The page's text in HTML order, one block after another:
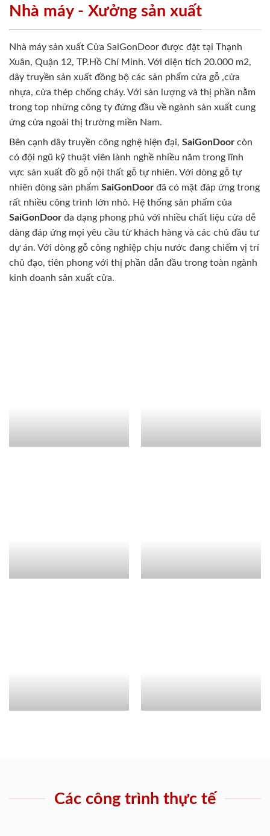
Nhà máy - Xưởng sản xuất
Nhà máy sản xuất Cửa SaiGonDoor được đặt tại Thạnh
Xuân, Quận 12, TP.Hồ Chí Minh. Với diện tích 20.000 m2,
dây truyền sản xuất đồng bộ các sản phẩm cửa gỗ ,cửa
nhựa, cửa thép chống cháy. Với sản lượng và thị phần nằm
trong top những công ty đứng đầu về ngành sản xuất cung
ứng cửa ngoài thị trường miền Nam.
Bên cạnh dây truyền công nghệ hiện đại, SaiGonDoor còn
có đội ngũ kỹ thuật viên lành nghề nhiều năm trong lĩnh
vực sản xuất đồ gỗ nội thất gỗ tự nhiên. Với dòng gỗ tự
nhiên dòng sản phẩm SaiGonDoor đã có mặt đáp ứng trong
rất nhiều công trình lớn nhỏ. Hệ thống sản phẩm của
SaiGonDoor đa dạng phong phú với nhiều chất liệu cửa dễ
dàng đáp ứng mọi yêu cầu từ khách hàng và các chủ đầu tư
dự án. Với dòng gỗ công nghiệp chịu nước đang chiếm vị trí
chủ đạo, tiên phong với thị phần dẫn đầu trong toàn ngành
kinh doanh sản xuất cửa.
Các công trình thực tế